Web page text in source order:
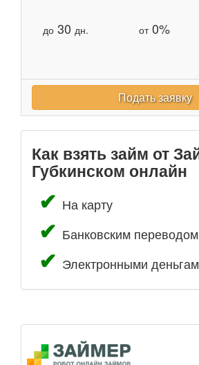
до 30 дн. от0%
Подать заявку
Как взять займ от
Губкинском онлайн
На карту
Банковским переводом
Электронными